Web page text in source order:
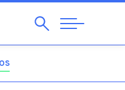
Pesquisar
Abrir
Navegação